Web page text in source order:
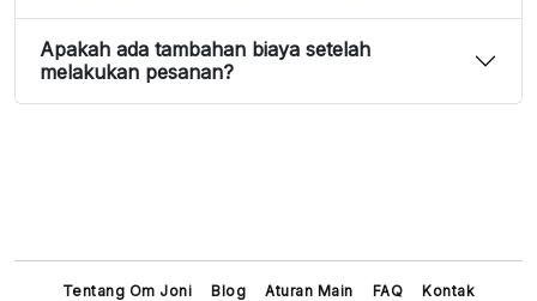
Apakah ada tambahan biaya setelah
melakukan pesanan?
Tentang Om Joni Blog Aturan Main FAQ Kontak